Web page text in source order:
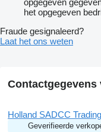
opgegeven
het opgegeven
Fraude gesignaleerd?
Laat het ons weten
Contactgegevens
Holland SADCC
Geverifieerde